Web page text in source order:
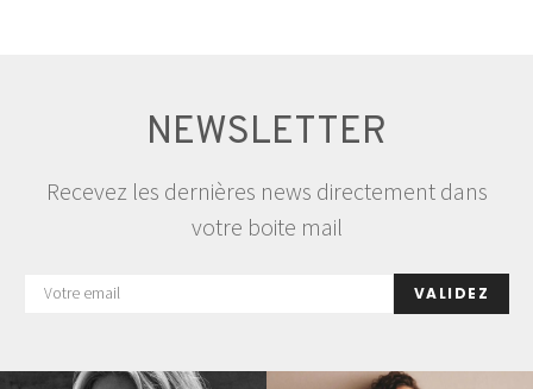
NEWSLETTER
Recevez les dernières news directement dans
votre boite mail
VALIDEZ